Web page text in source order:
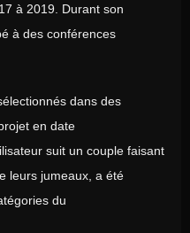
à 2019. Durant son
à des conférences
dans des
en date
suit un couple faisant
leurs jumeaux, a été
du